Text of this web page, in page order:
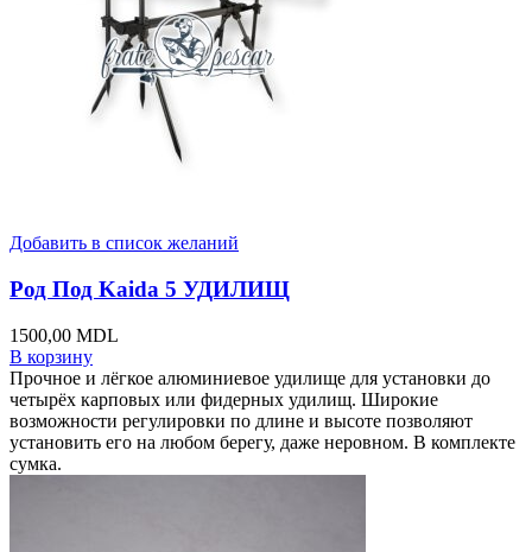
Добавить в список желаний
Род Под Kaida 5 УДИЛИЩ
1500,00 MDL
В корзину
Прочное и лёгкое алюминиевое удилище для установки до
четырёх карповых или фидерных удилищ. Широкие
возможности регулировки по длине и высоте позволяют
установить его на любом берегу, даже неровном. В комплекте
сумка.